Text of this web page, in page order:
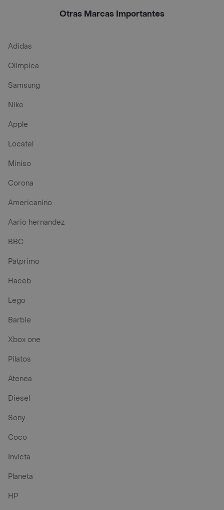
Otras Marcas Importantes
Adidas
Olimpica
Samsung
Nike
Apple
Locatel
Miniso
Corona
Americanino
Aario hernandez
BBC
Patprimo
Haceb
Lego
Barbie
Xbox one
Pilatos
Atenea
Diesel
Sony
Coco
Invicta
Planeta
HP